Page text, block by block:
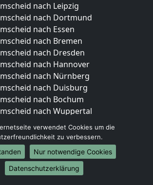
nach Leipzig
nach Dortmund
nach Essen
nach Bremen
nach Dresden
nach Hannover
nach Nürnberg
nach Duisburg
nach Bochum
nach Wuppertal
nach Bielefeld
nach Bonn
nach Münster
Umzüge
verwendet Cookies um die
zu verbessern.
Nur notwendige Cookies
Datenschutzerklärung